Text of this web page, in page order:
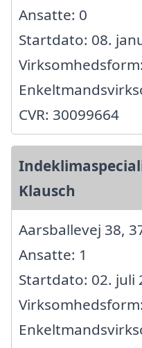
Ansatte: 0
Startdato: 08.
Virksomhedsform:
CVR: 30099664
Klausch
Aarsballevej 38,
Ansatte: 1
Startdato: 02. juli
Virksomhedsform: